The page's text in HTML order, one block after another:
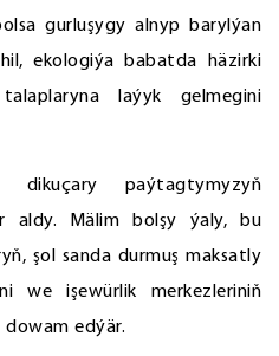
gurluşygy alnyp barylýan
ekologiýa babatda häzirki
laýyk gelmegini
dikuçary paýtagtymyzyň
aldy. Mälim bolşy ýaly, bu
şol sanda durmuş maksatly
we işewürlik merkezleriniň
edýär.